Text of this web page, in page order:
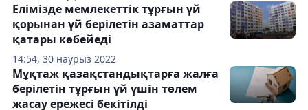
14:54, 30 наурыз 2022
Елімізде мемлекеттік тұрғын үй
қорынан үй берілетін азаматтар
қатары көбейеді
Мұқтаж қазақстандықтарға жалға
берілетін тұрғын үй үшін төлем
жасау ережесі бекітілді